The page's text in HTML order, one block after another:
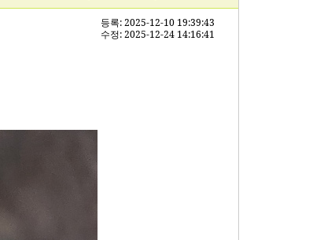
등록: 2025-12-10 19:39:43
수정: 2025-12-24 14:16:41